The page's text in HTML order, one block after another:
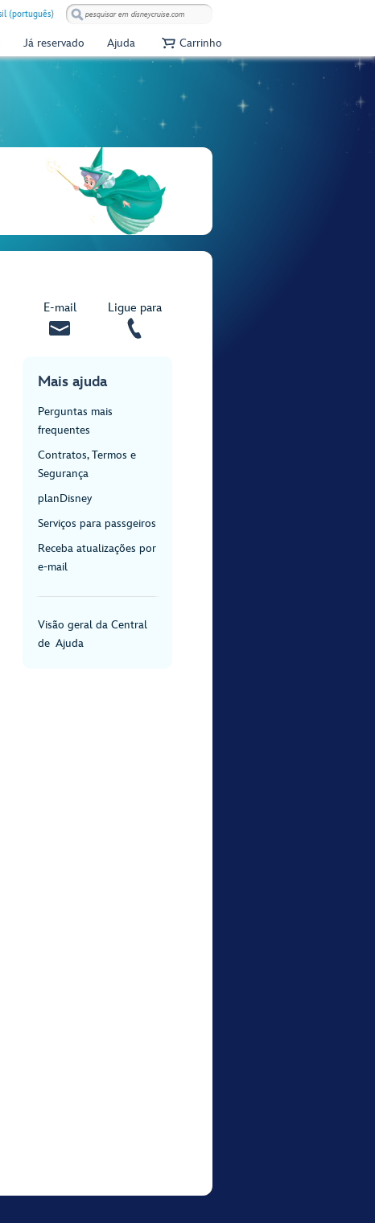
(português)
Já reservado Ajuda Carrinho
E‑mail Ligue para
Mais ajuda
Perguntas mais
frequentes
Contratos, Termos e
Segurança
planDisney
Serviços para passgeiros
Receba atualizações por
e-mail
Visão geral da Central
de Ajuda